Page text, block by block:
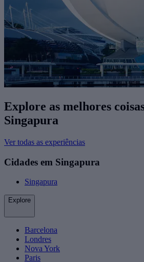
Explore as melhores
Singapura
Ver todas as experiências
Cidades em Singapura
Singapura
Explore
Barcelona
Londres
Nova York
Paris